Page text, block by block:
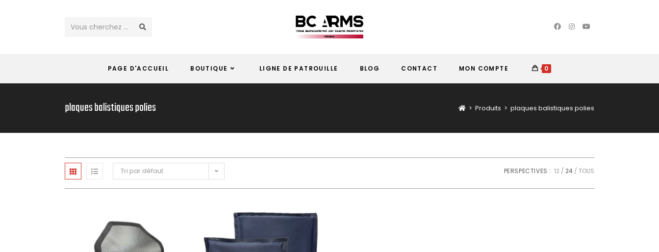
Vous cherchez ...
PAGE D'ACCUEIL BOUTIQUE LIGNE DE PATROUILLE BLOG CONTACT MON COMPTE 0
plaques balistiques polies > Produits > plaques balistiques polies
Tri par défaut PERSPECTIVES : 12 24 TOUS